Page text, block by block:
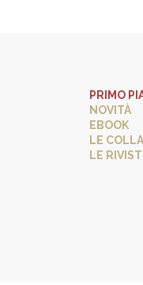
PRIMO
NOVITÀ
EBOOK
LE
LE